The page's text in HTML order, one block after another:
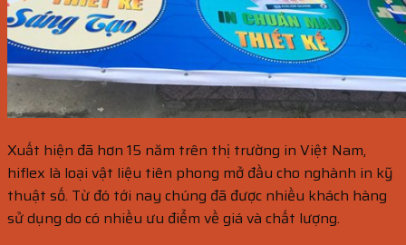
Xuất hiện đã hơn 15 năm trên thị trường in Việt Nam,
hiflex là loại vật liệu tiên phong mở đầu cho nghành in kỹ
thuật số. Từ đó tới nay chúng đã được nhiều khách hàng
sử dụng do có nhiều ưu điểm về giá và chất lượng.